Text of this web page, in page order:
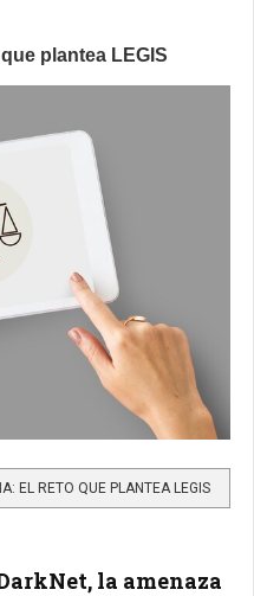
plantea LEGIS
EL RETO QUE PLANTEA LEGIS
la amenaza